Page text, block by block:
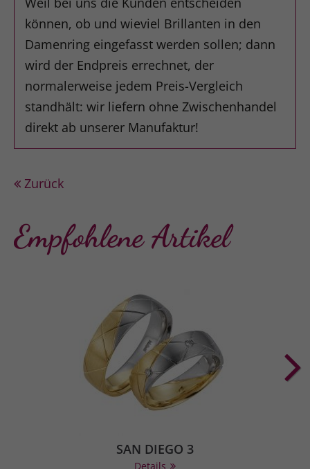
können, ob und wieviel Brillanten in den
Damenring eingefasst werden sollen; dann
wird der Endpreis errechnet, der
normalerweise jedem Preis-Vergleich
standhält: wir liefern ohne Zwischenhandel
direkt ab unserer Manufaktur!
Zurück
Empfohlene Artikel
SAN DIEGO 3
Details